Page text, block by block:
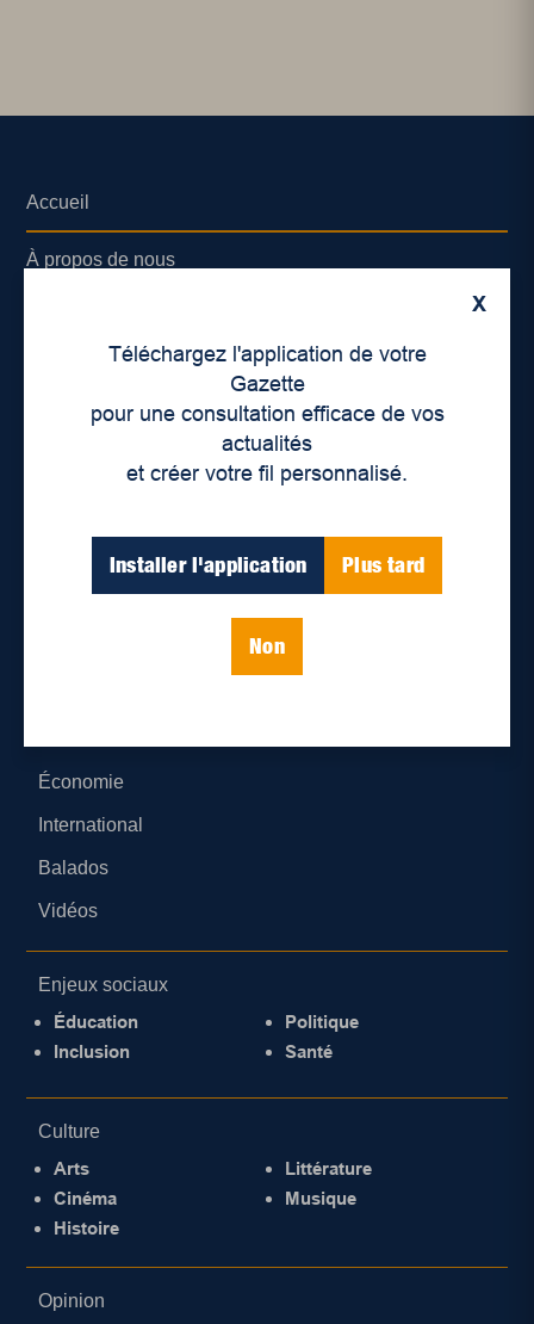
X
Téléchargez l'application de votre
Gazette
pour une consultation efficace de vos
actualités
et créer votre fil personnalisé.
Installer l'application Plus tard
Non
Accueil
À propos de nous
Lieux de distribution
Économie
International
Balados
Vidéos
Enjeux sociaux
Éducation
Inclusion
Politique
Santé
Culture
Arts
Cinéma
Histoire
Littérature
Musique
Opinion